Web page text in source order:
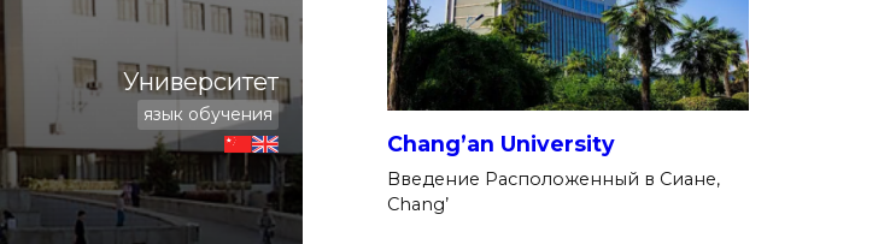
Университет
язык обучения
Chang’an University
Введение Расположенный в Сиане,
Chang’